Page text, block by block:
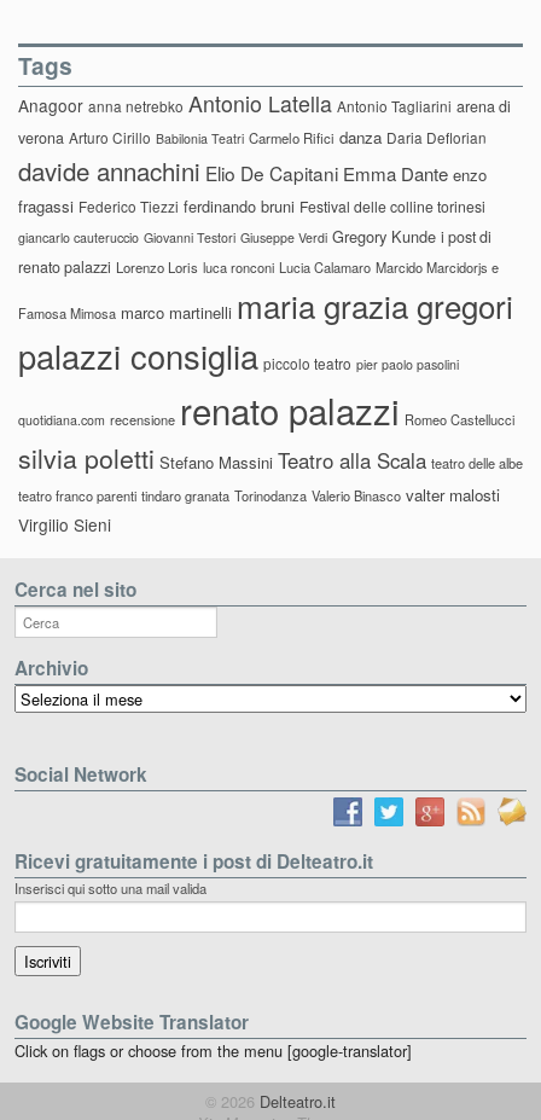
Tags
Anagoor anna netrebko Antonio Latella Antonio Tagliarini arena di
verona Arturo Cirillo Babilonia Teatri Carmelo Rifici danza Daria Deflorian
davide annachini Elio De Capitani Emma Dante enzo
fragassi Federico Tiezzi ferdinando bruni Festival delle colline torinesi
giancarlo cauteruccio Giovanni Testori Giuseppe Verdi Gregory Kunde i post di
renato palazzi Lorenzo Loris luca ronconi Lucia Calamaro Marcido Marcidorjs e
Famosa Mimosa marco martinelli maria grazia gregori
palazzi consiglia piccolo teatro pier paolo pasolini
quotidiana.com recensione renato palazzi Romeo Castellucci
silvia poletti Stefano Massini Teatro alla Scala teatro delle albe
teatro franco parenti tindaro granata Torinodanza Valerio Binasco valter malosti
Virgilio Sieni
Cerca nel sito
Archivio
Archivio
Social Network
Ricevi gratuitamente i post di Delteatro.it
Inserisci qui sotto una mail valida
Google Website Translator
Click on flags or choose from the menu [google-translator]
© 2026 Delteatro.it